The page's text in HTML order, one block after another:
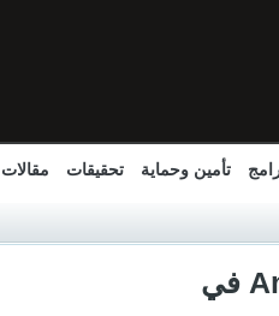
تأمين وحماية تحقيقات مقالات
جوجل تقوم رسميا بإصدار خدمة الدفع Android Pay في